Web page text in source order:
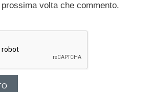
volta che commento.